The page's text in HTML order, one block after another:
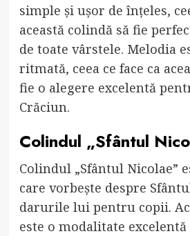
simple și ușor de înțeles,
această colindă să fie
de toate vârstele. Melodia
ritmată, ceea ce face ca
fie o alegere excelentă
Crăciun.
Colindul „Sfântul
Colindul „Sfântul Nicolae”
care vorbește despre
darurile lui pentru copii.
este o modalitate excelentă